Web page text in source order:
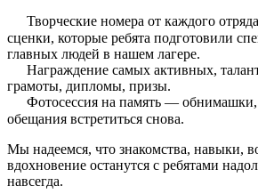
Творческие номера от каждого
сценки, которые ребята подготовили
главных людей в нашем лагере.
Награждение самых активных,
грамоты, дипломы, призы.
Фотосессия на память — обнимашки,
обещания встретиться снова.
Мы надеемся, что знакомства, навыки,
вдохновение останутся с ребятами
навсегда.